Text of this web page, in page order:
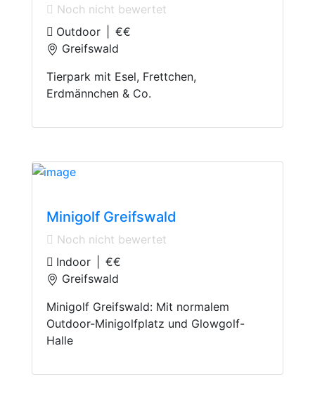
Noch nicht bewertet
Outdoor
€€
Greifswald
Tierpark mit Esel, Frettchen,
Erdmännchen & Co.
Minigolf Greifswald
Noch nicht bewertet
Indoor
€€
Greifswald
Minigolf Greifswald: Mit normalem
Outdoor-Minigolfplatz und Glowgolf-
Halle